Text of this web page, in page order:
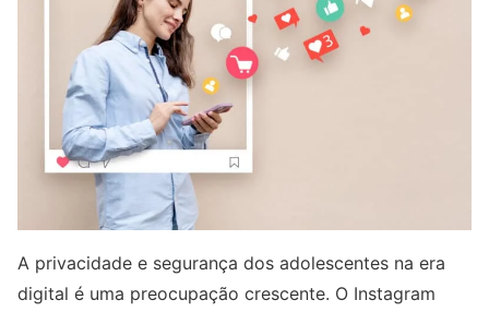
A privacidade e segurança dos adolescentes na era
digital é uma preocupação crescente. O Instagram